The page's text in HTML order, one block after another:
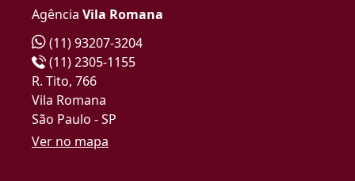
Agência Vila Romana
(11) 93207-3204
(11) 2305-1155
R. Tito, 766
Vila Romana
São Paulo - SP
Ver no mapa